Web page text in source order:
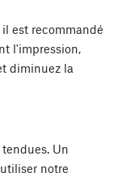
est recommandé
l'impression,
diminuez la
Un
notre